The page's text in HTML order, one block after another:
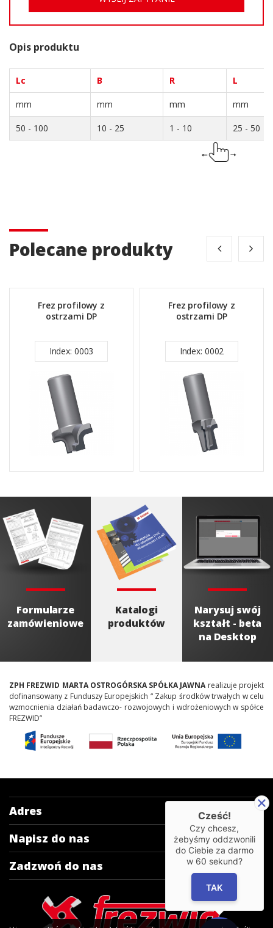
Opis produktu
Lc B R L
mm mm mm mm
50 - 100 10 - 25 1 - 10 25 - 50
Polecane produkty
Frez profilowy z
ostrzami DP
Index: 0003
Frez profilowy z
ostrzami DP
Index: 0002
Formularze
zamówieniowe
Katalogi
produktów
Narysuj swój
kształt - beta
na Desktop
ZPH FREZWID MARTA OSTROGÓRSKA SPÓŁKA JAWNArealizuje projekt
dofinansowany z Funduszy Europejskich “ Zakup środków trwałych w celu
wzmocnienia działań badawczo- rozwojowych i wdrożeniowych w spółce
FREZWID”
Adres
Napisz do nas
Zadzwoń do nas
Cześć!
Czy chcesz,
żebyśmy oddzwonili
do Ciebie za darmo
w 60 sekund?
TAK